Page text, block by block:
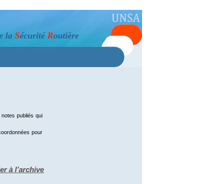
la Sécurité Routière
publiés qui
pour
à l’archive